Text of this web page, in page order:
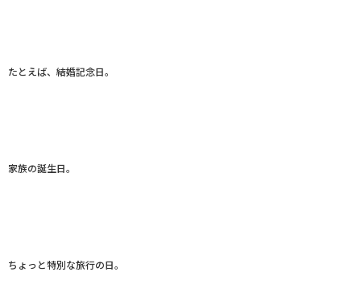
たとえば、結婚記念日。
家族の誕生日。
ちょっと特別な旅行の日。